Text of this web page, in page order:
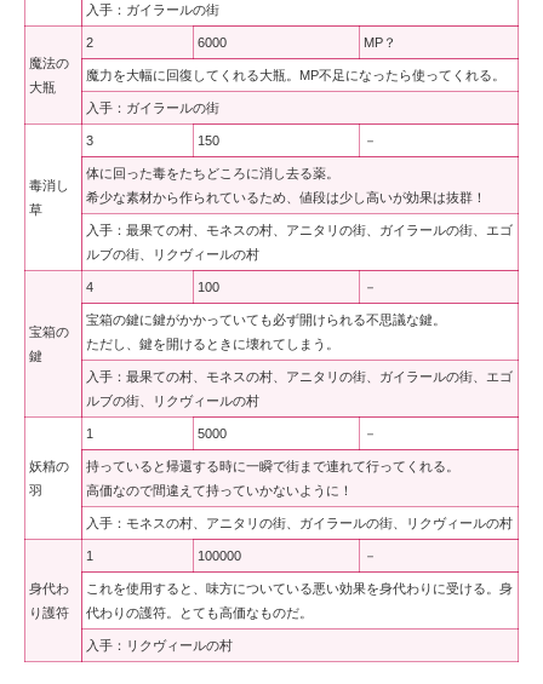
入手：ガイラールの街
魔法の
大瓶
2 6000 MP？
魔力を大幅に回復してくれる大瓶。MP不足になったら使ってくれる。
入手：ガイラールの街
毒消し
草
3 150 －
体に回った毒をたちどころに消し去る薬。
希少な素材から作られているため、値段は少し高いが効果は抜群！
入手：最果ての村、モネスの村、アニタリの街、ガイラールの街、エゴ
ルブの街、リクヴィールの村
宝箱の
鍵
4 100 －
宝箱の鍵に鍵がかかっていても必ず開けられる不思議な鍵。
ただし、鍵を開けるときに壊れてしまう。
入手：最果ての村、モネスの村、アニタリの街、ガイラールの街、エゴ
ルブの街、リクヴィールの村
妖精の
羽
1 5000 －
持っていると帰還する時に一瞬で街まで連れて行ってくれる。
高価なので間違えて持っていかないように！
入手：モネスの村、アニタリの街、ガイラールの街、リクヴィールの村
身代わ
り護符
1 100000 －
これを使用すると、味方についている悪い効果を身代わりに受ける。身
代わりの護符。とても高価なものだ。
入手：リクヴィールの村